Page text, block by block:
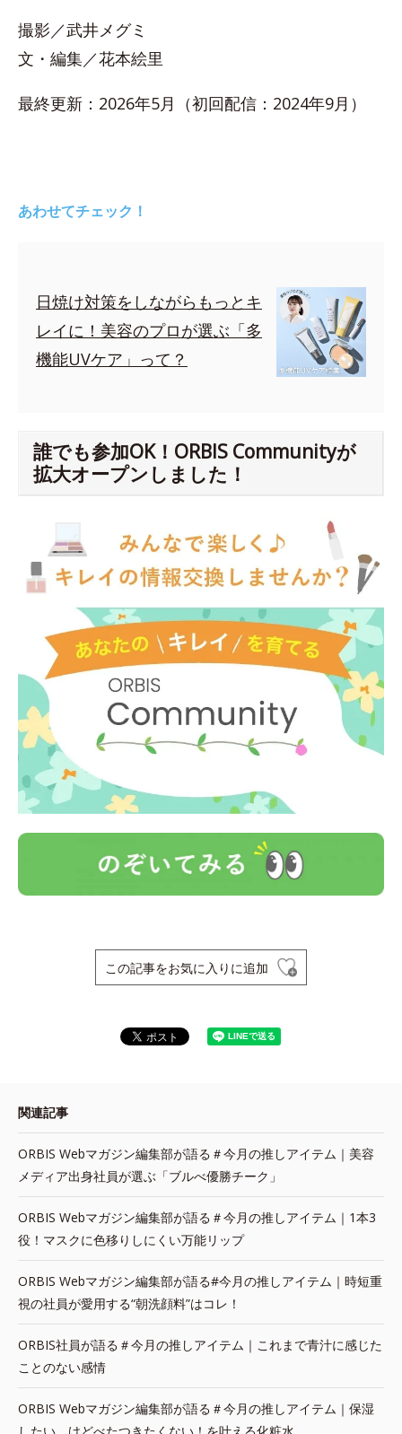
撮影／武井メグミ
文・編集／花本絵里
最終更新：2026年5月（初回配信：2024年9月）
あわせてチェック！
日焼け対策をしながらもっとキ
レイに！美容のプロが選ぶ「多
機能UVケア」って？
誰でも参加OK！ORBIS Communityが
拡大オープンしました！
この記事をお気に入りに追加
関連記事
ORBIS Webマガジン編集部が語る＃今月の推しアイテム｜美容
メディア出身社員が選ぶ「ブルべ優勝チーク」
ORBIS Webマガジン編集部が語る＃今月の推しアイテム｜1本3
役！マスクに色移りしにくい万能リップ
ORBIS Webマガジン編集部が語る#今月の推しアイテム｜時短重
視の社員が愛用する“朝洗顔料”はコレ！
ORBIS社員が語る＃今月の推しアイテム｜これまで青汁に感じた
ことのない感情
ORBIS Webマガジン編集部が語る＃今月の推しアイテム｜保湿